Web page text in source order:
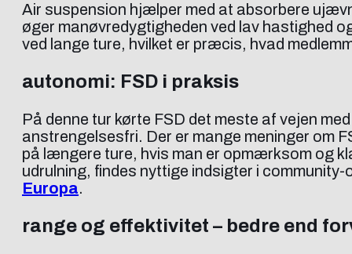
Air suspension hjælper med at absorbere
øger manøvredygtigheden ved lav hastighed
ved lange ture, hvilket er præcis, hvad
autonomi: FSD i praksis
På denne tur kørte FSD det meste af vejen
anstrengelsesfri. Der er mange meninger om
på længere ture, hvis man er opmærksom og
udrulning, findes nyttige indsigter i
Europa.
range og effektivitet – bedre end